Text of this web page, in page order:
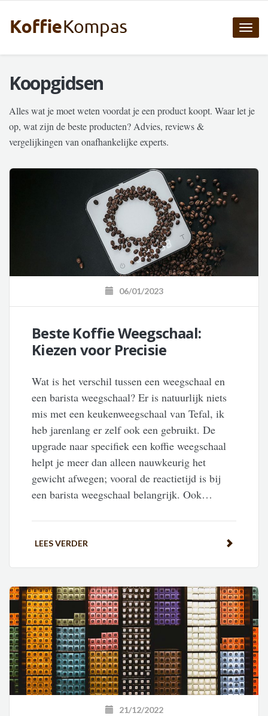
Toggle
Koopgidsen
Alles wat je moet weten voordat je een product koopt. Waar let je
op, wat zijn de beste producten? Advies, reviews &
vergelijkingen van onafhankelijke experts.
06/01/2023
Beste Koffie Weegschaal:
Kiezen voor Precisie
Wat is het verschil tussen een weegschaal en
een barista weegschaal? Er is natuurlijk niets
mis met een keukenweegschaal van Tefal, ik
heb jarenlang er zelf ook een gebruikt. De
upgrade naar specifiek een koffie weegschaal
helpt je meer dan alleen nauwkeurig het
gewicht afwegen; vooral de reactietijd is bij
een barista weegschaal belangrijk. Ook…
LEES VERDER
21/12/2022